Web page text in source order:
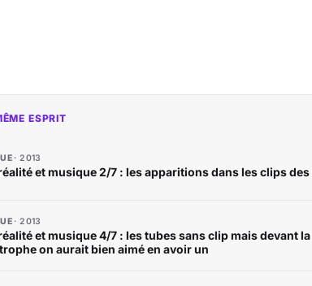
ESPRIT
2013
et musique 2/7 : les apparitions dans les clips
2013
et musique 4/7 : les tubes sans clip mais devant la
on aurait bien aimé en avoir un